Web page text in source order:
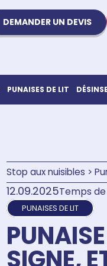
DEMANDER UN DEVIS
PUNAISES DE LIT
Stop aux nuisibles >
12.09.2025Temps
PUNAISES DE LIT